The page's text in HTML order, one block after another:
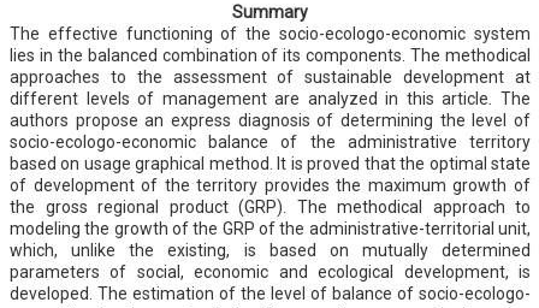
Summary
The effective functioning of the socio-ecologo-economic system
lies in the balanced combination of its components. The methodical
approaches to the assessment of sustainable development at
different levels of management are analyzed in this article. The
authors propose an express diagnosis of determining the level of
socio-ecologo-economic balance of the administrative territory
based on usage graphical method. It is proved that the optimal state
of development of the territory provides the maximum growth of
the gross regional product (GRP). The methodical approach to
modeling the growth of the GRP of the administrative-territorial unit,
which, unlike the existing, is based on mutually determined
parameters of social, economic and ecological development, is
developed. The estimation of the level of balance of socio-ecologo-